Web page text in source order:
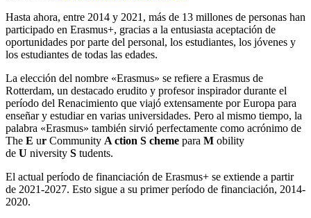
Hasta ahora, entre 2014 y 2021, más de 13 millones de personas han
participado en Erasmus+, gracias a la entusiasta aceptación de
oportunidades por parte del personal, los estudiantes, los jóvenes y
los estudiantes de todas las edades.
La elección del nombre «Erasmus» se refiere a Erasmus de
Rotterdam, un destacado erudito y profesor inspirador durante el
período del Renacimiento que viajó extensamente por Europa para
enseñar y estudiar en varias universidades. Pero al mismo tiempo, la
palabra «Erasmus» también sirvió perfectamente como acrónimo de
The E ur Community A ction S cheme para M obility
de U niversity S tudents.
El actual período de financiación de Erasmus+ se extiende a partir
de 2021-2027. Esto sigue a su primer período de financiación, 2014-
2020.